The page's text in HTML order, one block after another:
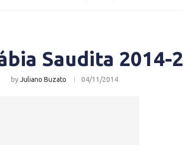
Saudita 2014-
byJuliano Buzato 04/11/2014